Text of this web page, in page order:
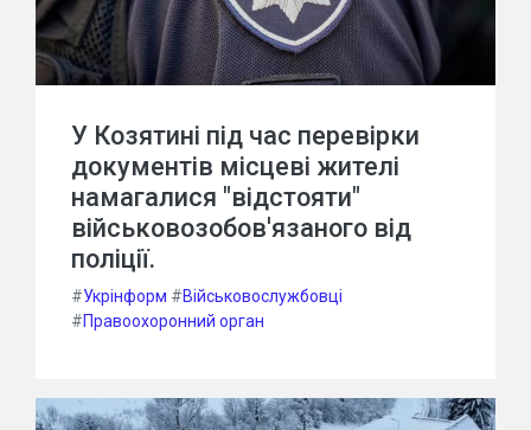
У Козятині під час перевірки
документів місцеві жителі
намагалися "відстояти"
військовозобов'язаного від
поліції.
#Укрінформ #Військовослужбовці
#Правоохоронний орган